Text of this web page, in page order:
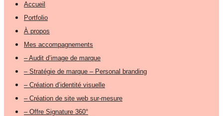
Accueil
Portfolio
À propos
Mes accompagnements
– Audit d’image de marque
– Stratégie de marque – Personal branding
– Création d’identité visuelle
– Création de site web sur-mesure
– Offre Signature 360°